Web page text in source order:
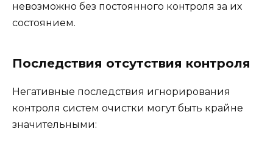
невозможно без постоянного контроля за их
состоянием.
Последствия отсутствия контроля
Негативные последствия игнорирования
контроля систем очистки могут быть крайне
значительными: